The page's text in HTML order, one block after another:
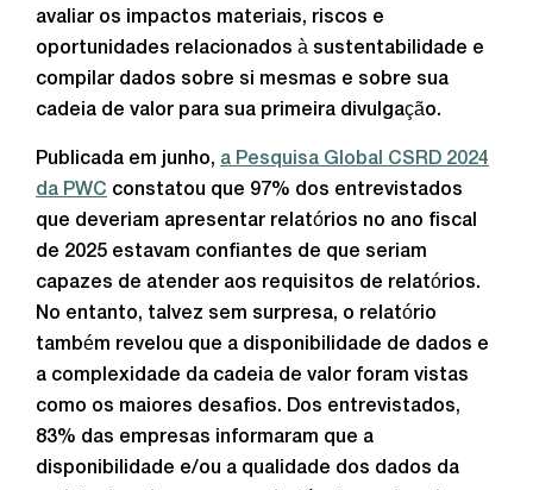
avaliar os impactos materiais, riscos e
oportunidades relacionados à sustentabilidade e
compilar dados sobre si mesmas e sobre sua
cadeia de valor para sua primeira divulgação.
Publicada em junho, a Pesquisa Global CSRD 2024
da PWC constatou que 97% dos entrevistados
que deveriam apresentar relatórios no ano fiscal
de 2025 estavam confiantes de que seriam
capazes de atender aos requisitos de relatórios.
No entanto, talvez sem surpresa, o relatório
também revelou que a disponibilidade de dados e
a complexidade da cadeia de valor foram vistas
como os maiores desafios. Dos entrevistados,
83% das empresas informaram que a
disponibilidade e/ou a qualidade dos dados da